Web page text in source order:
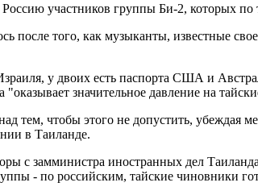
участников группы Би-2, которых
после того, как музыканты, известные
у двоих есть паспорта США и
значительное давление на
тем, чтобы этого не допустить, убеждая
в Таиланде.
с замминистра иностранных дел
- по российским, тайские чиновники